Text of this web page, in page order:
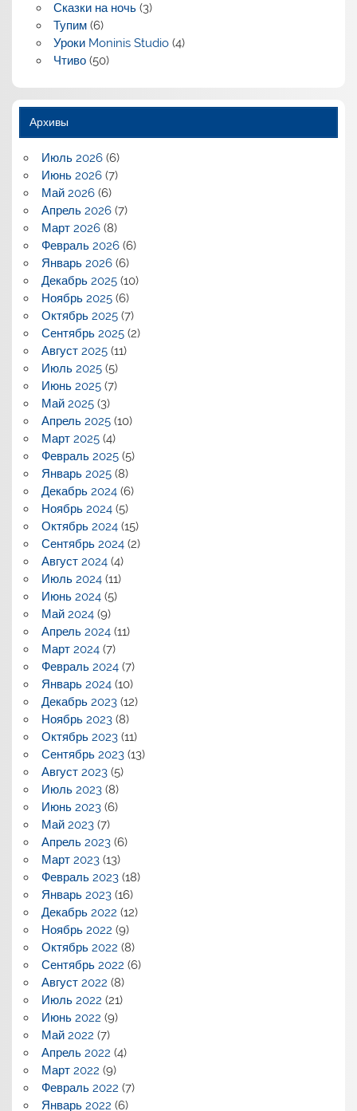
Сказки на ночь(3)
Тупим(6)
Уроки Moninis Studio(4)
Чтиво(50)
Архивы
Июль 2026(6)
Июнь 2026(7)
Май 2026(6)
Апрель 2026(7)
Март 2026(8)
Февраль 2026(6)
Январь 2026(6)
Декабрь 2025(10)
Ноябрь 2025(6)
Октябрь 2025(7)
Сентябрь 2025(2)
Август 2025(11)
Июль 2025(5)
Июнь 2025(7)
Май 2025(3)
Апрель 2025(10)
Март 2025(4)
Февраль 2025(5)
Январь 2025(8)
Декабрь 2024(6)
Ноябрь 2024(5)
Октябрь 2024(15)
Сентябрь 2024(2)
Август 2024(4)
Июль 2024(11)
Июнь 2024(5)
Май 2024(9)
Апрель 2024(11)
Март 2024(7)
Февраль 2024(7)
Январь 2024(10)
Декабрь 2023(12)
Ноябрь 2023(8)
Октябрь 2023(11)
Сентябрь 2023(13)
Август 2023(5)
Июль 2023(8)
Июнь 2023(6)
Май 2023(7)
Апрель 2023(6)
Март 2023(13)
Февраль 2023(18)
Январь 2023(16)
Декабрь 2022 (12)
Ноябрь 2022 (9)
Октябрь 2022 (8)
Сентябрь 2022 (6)
Август 2022 (8)
Июль 2022 (21)
Июнь 2022 (9)
Май 2022 (7)
Апрель 2022 (4)
Март 2022 (9)
Февраль 2022 (7)
Январь 2022 (6)